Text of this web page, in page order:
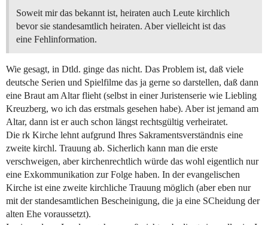
Soweit mir das bekannt ist, heiraten auch Leute kirchlich
bevor sie standesamtlich heiraten. Aber vielleicht ist das
eine Fehlinformation.
Wie gesagt, in Dtld. ginge das nicht. Das Problem ist, daß viele
deutsche Serien und Spielfilme das ja gerne so darstellen, daß dann
eine Braut am Altar flieht (selbst in einer Juristenserie wie Liebling
Kreuzberg, wo ich das erstmals gesehen habe). Aber ist jemand am
Altar, dann ist er auch schon längst rechtsgültig verheiratet.
Die rk Kirche lehnt aufgrund Ihres Sakramentsverständnis eine
zweite kirchl. Trauung ab. Sicherlich kann man die erste
verschweigen, aber kirchenrechtlich würde das wohl eigentlich nur
eine Exkommunikation zur Folge haben. In der evangelischen
Kirche ist eine zweite kirchliche Trauung möglich (aber eben nur
mit der standesamtlichen Bescheinigung, die ja eine SCheidung der
alten Ehe voraussetzt).